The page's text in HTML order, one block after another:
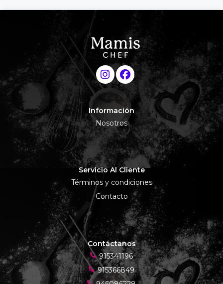
Información
Nosotros
Servicio Al Cliente
Términos y condiciones
Contacto
Contáctanos
915341196
915366849